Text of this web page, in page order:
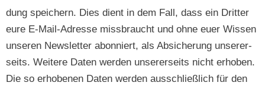
dung spe­ich­ern. Dies dient in dem Fall, dass ein Drit­ter
eure E‑Mail-Adresse miss­braucht und ohne euer Wis­sen
unseren Newslet­ter abon­niert, als Absicherung unser­er­
seits. Weit­ere Dat­en wer­den unser­er­seits nicht erhoben.
Die so erhobe­nen Dat­en wer­den auss­chließlich für den